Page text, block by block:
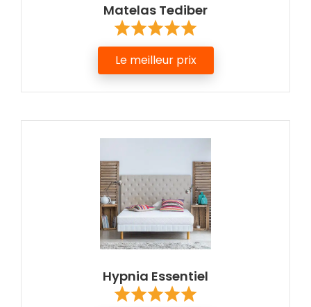
Matelas Tediber
Le meilleur prix
Hypnia Essentiel